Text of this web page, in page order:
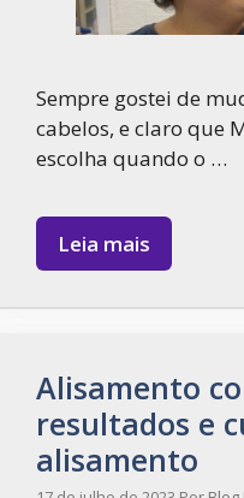
Sempre gostei de
cabelos, e claro que
escolha quando o …
Leia mais
Alisamento
resultados e
alisamento